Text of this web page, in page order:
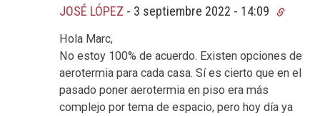
JOSÉ LÓPEZ - 3 septiembre 2022 - 14:09
Hola Marc,
No estoy 100% de acuerdo. Existen opciones de
aerotermia para cada casa. Sí es cierto que en el
pasado poner aerotermia en piso era más
complejo por tema de espacio, pero hoy día ya